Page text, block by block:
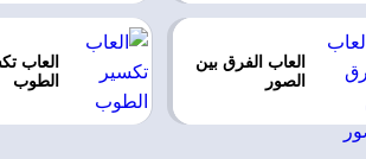
العاب الفرق بين
الصور
العاب
الطوب